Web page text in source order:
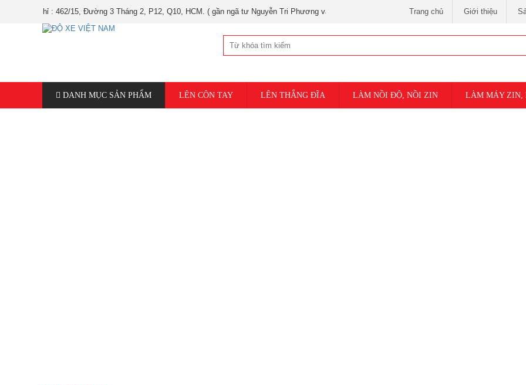
: 462/15, Đường 3 Tháng 2, P12, Q10, HCM. ( gần ngã tư Nguyễn Tri Phương và 3 tháng 2 ) Trang chủ Giới thiệu
DANH MỤC SẢN PHẨM LÊN CÔN TAY LÊN THẮNG ĐĨA LÀM NỒI ĐỘ, NỒI ZIN LÀM MÁY ZIN,